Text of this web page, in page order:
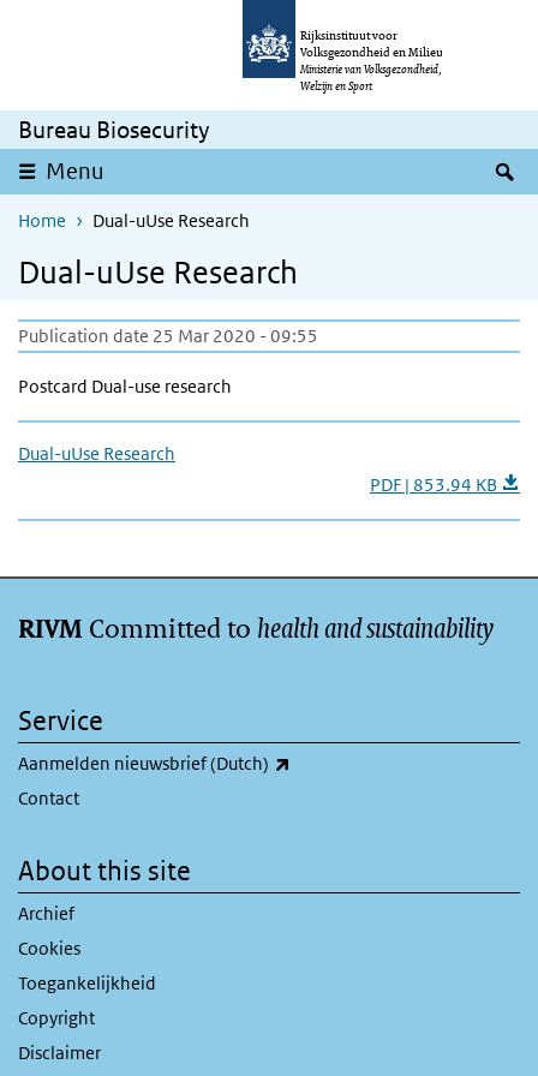
Rijksinstituut voor
Volksgezondheid en Milieu
Ministerie van Volksgezondheid,
Welzijn en Sport
Bureau Biosecurity
Menu
Home Dual-uUse Research
Dual-uUse Research
Publication date 25 Mar 2020 - 09:55
Postcard Dual-use research
Dual-uUse Research
PDF | 853.94 KB
RIVM Committed to health and sustainability
Service
Aanmelden nieuwsbrief (Dutch)
Contact
About this site
Archief
Cookies
Toegankelijkheid
Copyright
Disclaimer